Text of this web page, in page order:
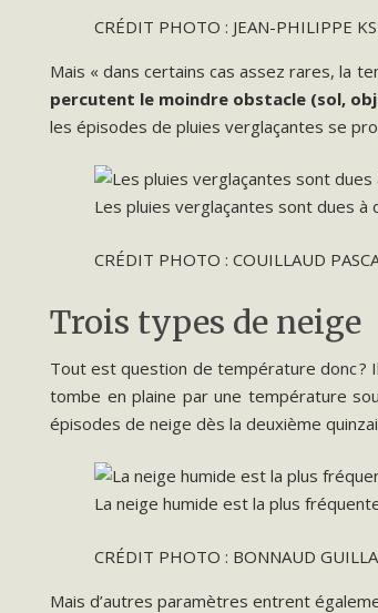
CRÉDIT PHOTO : JEAN-PHILIPPE
Mais « dans certains cas assez rares, la
percutent le moindre obstacle (sol,
les épisodes de pluies verglaçantes se
Les pluies verglaçantes sont dues
CRÉDIT PHOTO : COUILLAUD
Trois types de neige
Tout est question de température donc ?
tombe en plaine par une température
épisodes de neige dès la deuxième
La neige humide est la plus
CRÉDIT PHOTO : BONNAUD
Mais d’autres paramètres entrent